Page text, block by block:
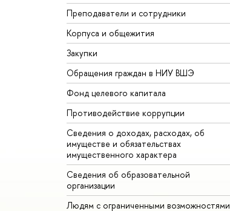
Преподаватели и сотрудники
Корпуса и общежития
Закупки
Обращения граждан в НИУ ВШЭ
Фонд целевого капитала
Противодействие коррупции
Сведения о доходах, расходах, об
имуществе и обязательствах
имущественного характера
Сведения об образовательной
организации
Людям с ограниченными возможностями